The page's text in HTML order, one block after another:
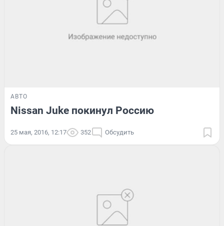
АВТО
Nissan Juke покинул Россию
25 мая, 2016, 12:17 352 Обсудить